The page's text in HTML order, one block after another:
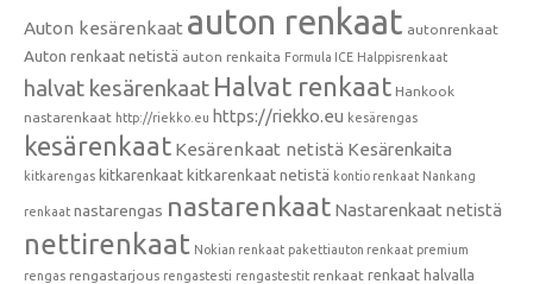
Auton kesärenkaat auton renkaat autonrenkaat
Auton renkaat netistä auton renkaita Formula ICE Halppisrenkaat
halvat kesärenkaat Halvat renkaat Hankook
nastarenkaat http://riekko.eu https://riekko.eu kesärengas
kesärenkaat Kesärenkaat netistä Kesärenkaita
kitkarengas kitkarenkaat kitkarenkaat netistä kontio renkaat Nankang
renkaat nastarengas nastarenkaat Nastarenkaat netistä
nettirenkaat Nokian renkaat pakettiauton renkaat premium
rengas rengastarjous rengastesti rengastestit renkaat renkaat halvalla